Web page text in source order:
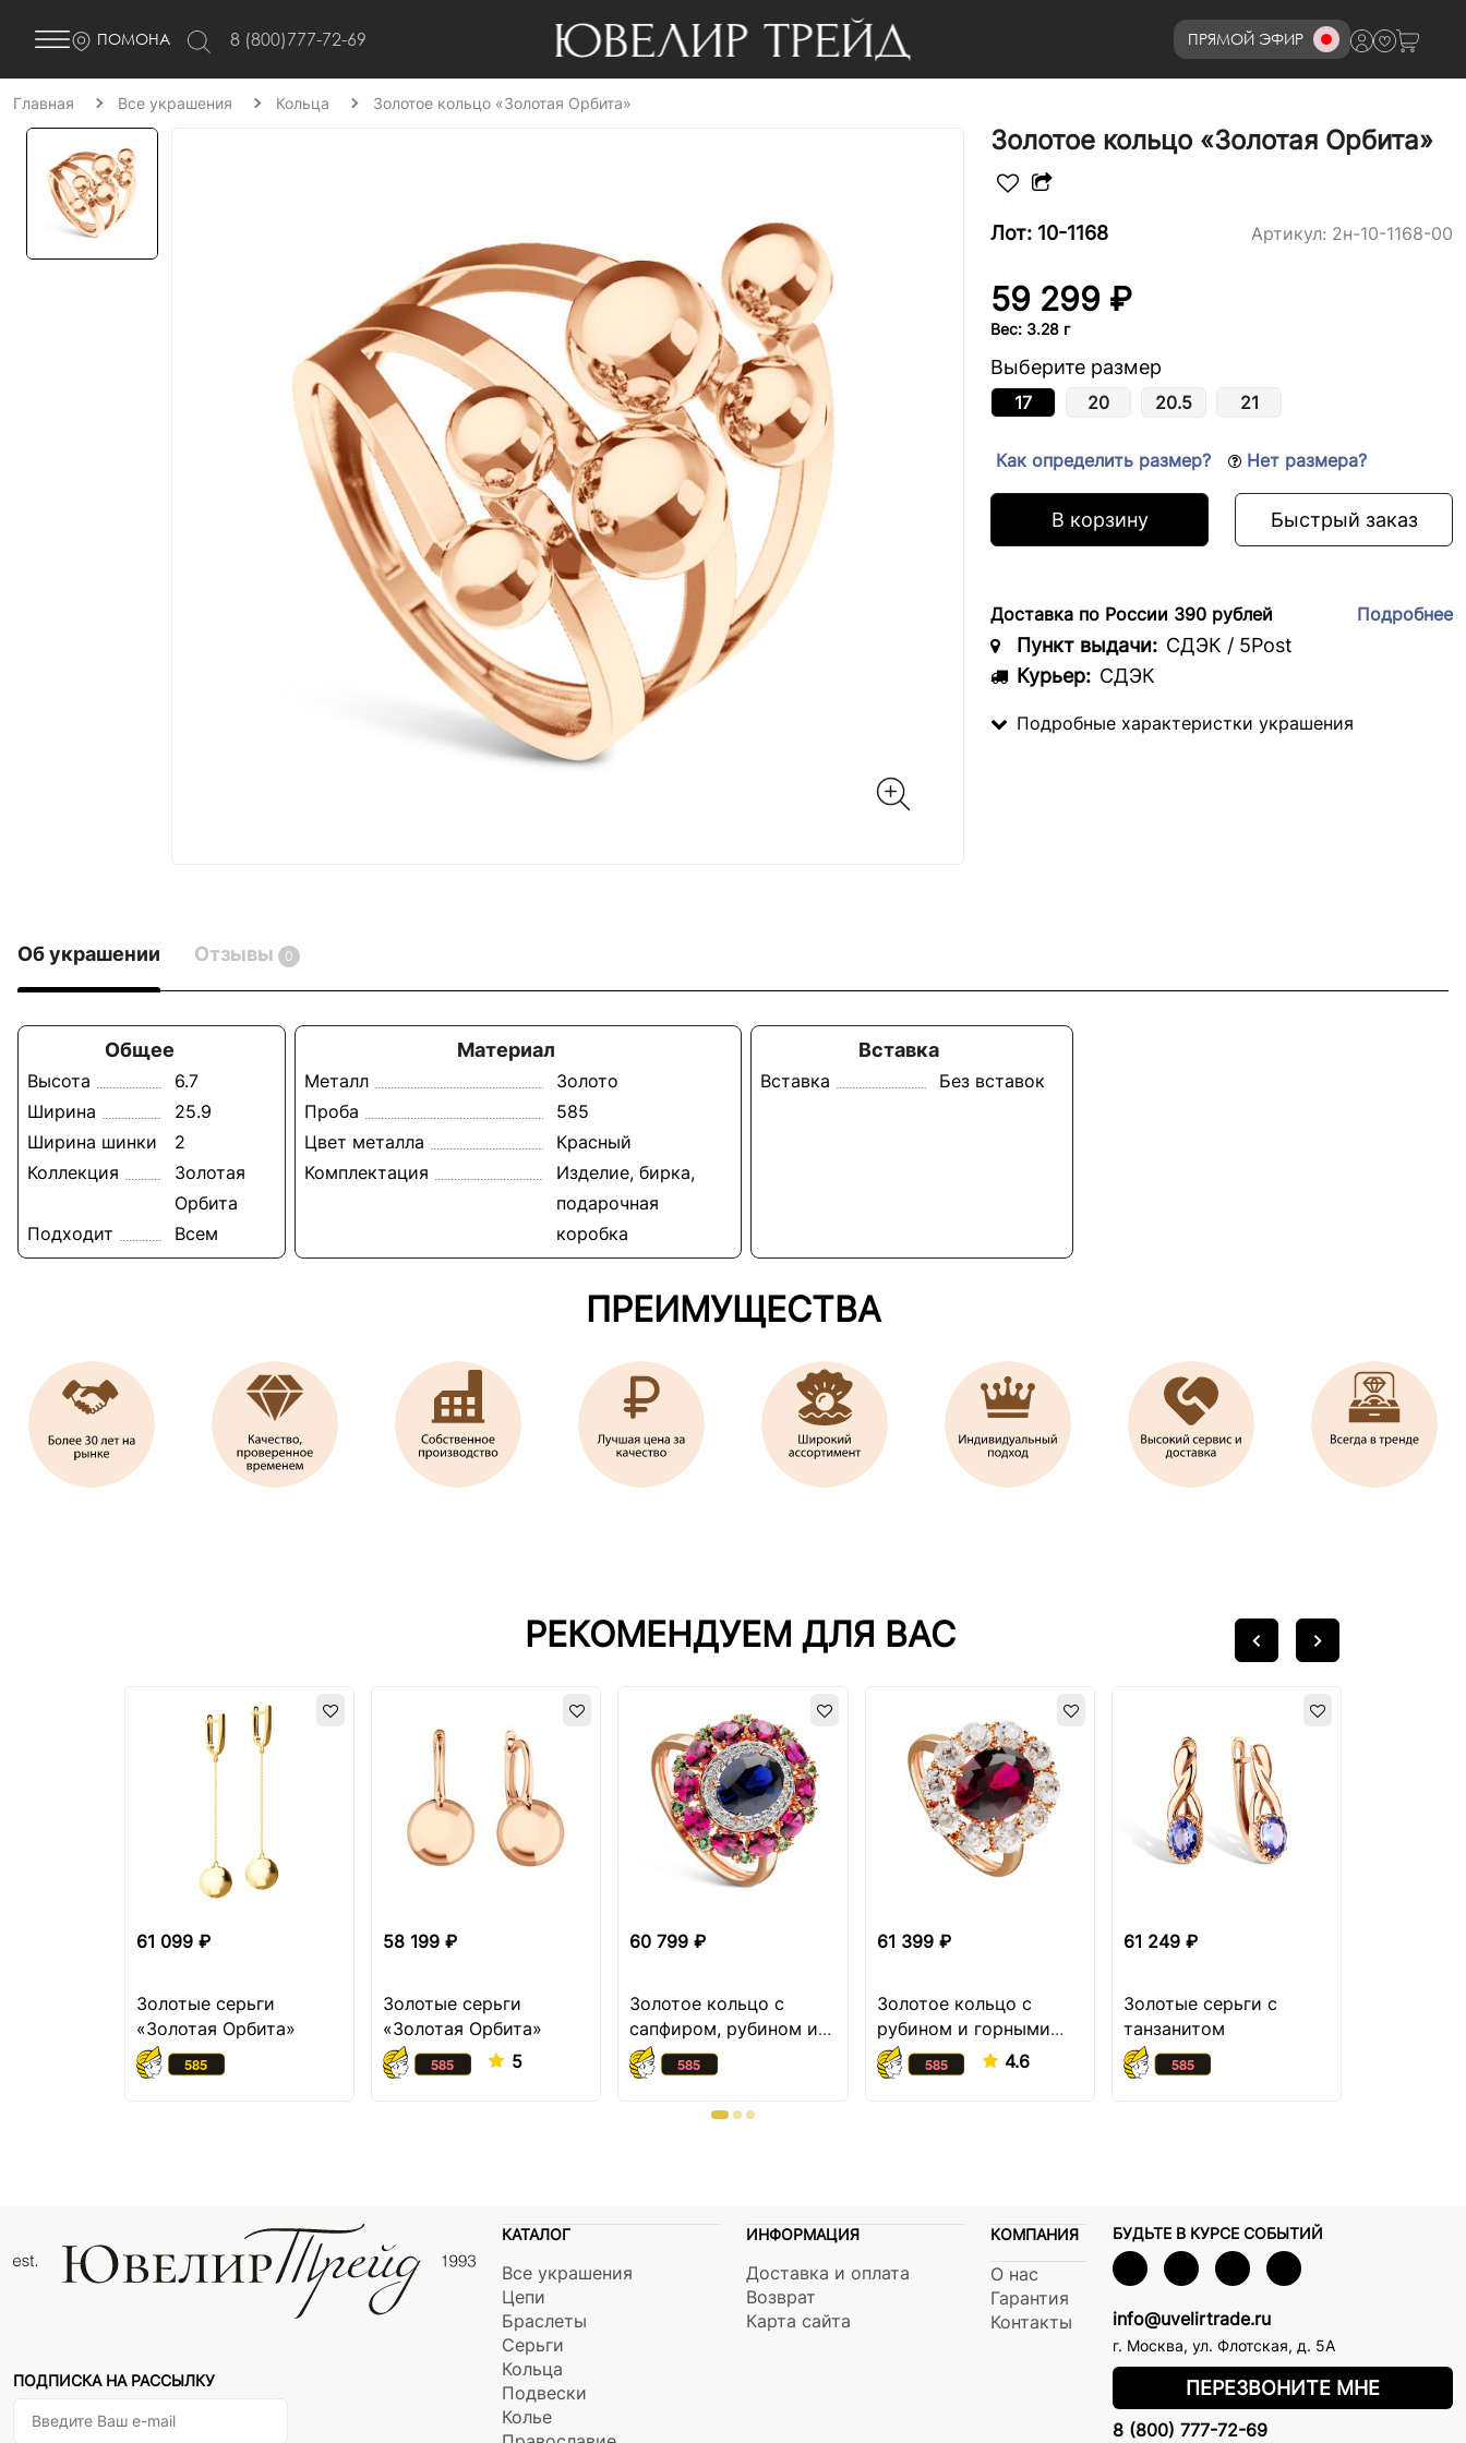
ПОМОНА 8 (800)777-72-69 ПРЯМОЙ ЭФИР8 (800)777-72-69
Главная Все украшения Кольца Золотое кольцо «Золотая Орбита»
Золотое кольцо «Золотая Орбита»
Лот: 10-1168 Артикул: 2н-10-1168-00
59 299 ₽
Вес: 3.28 г
Выберите размер
17 20 20.5 21
Как определить размер? Нет размера?
В корзину Быстрый заказ
Доставка по России 390 рублей Подробнее
Пункт выдачи: СДЭК / 5Post
Курьер: СДЭК
Подробные характеристки украшения
Об украшении Отзывы 0
Общее
Высота
6.7
Ширина
25.9
Ширина шинки
2
Коллекция
Золотая
Орбита
Подходит
Всем
Материал
Металл
Золото
Проба
585
Цвет металла
Красный
Комплектация
Изделие, бирка,
подарочная
коробка
Вставка
Вставка Без вставок
ПРЕИМУЩЕСТВА
РЕКОМЕНДУЕМ ДЛЯ ВАС
61 099 ₽
Золотые серьги
«Золотая Орбита»
58 199 ₽
Золотые серьги
«Золотая Орбита»
5
60 799 ₽
Золотое кольцо с
сапфиром, рубином и
миксом камней
61 399 ₽
Золотое кольцо с
рубином и горными
хрусталями
4.6
61 249 ₽
Золотые серьги с
танзанитом
ПОДПИСКА НА РАССЫЛКУ
КАТАЛОГ
Все украшения
Цепи
Браслеты
Серьги
Кольца
Подвески
Колье
ИНФОРМАЦИЯ
Доставка и оплата
Возврат
Карта сайта
КОМПАНИЯ
О нас
Гарантия
Контакты
БУДЬТЕ В КУРСЕ СОБЫТИЙ
info@uvelirtrade.ru
г. Москва, ул. Флотская, д. 5А
ПЕРЕЗВОНИТЕ МНЕ
8 (800) 777-72-69